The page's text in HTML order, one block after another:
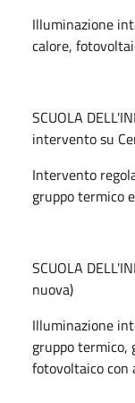
Illuminazione
calore,
SCUOLA
intervento su
Intervento
gruppo termico
SCUOLA
nuova)
Illuminazione
gruppo termico,
fotovoltaico con